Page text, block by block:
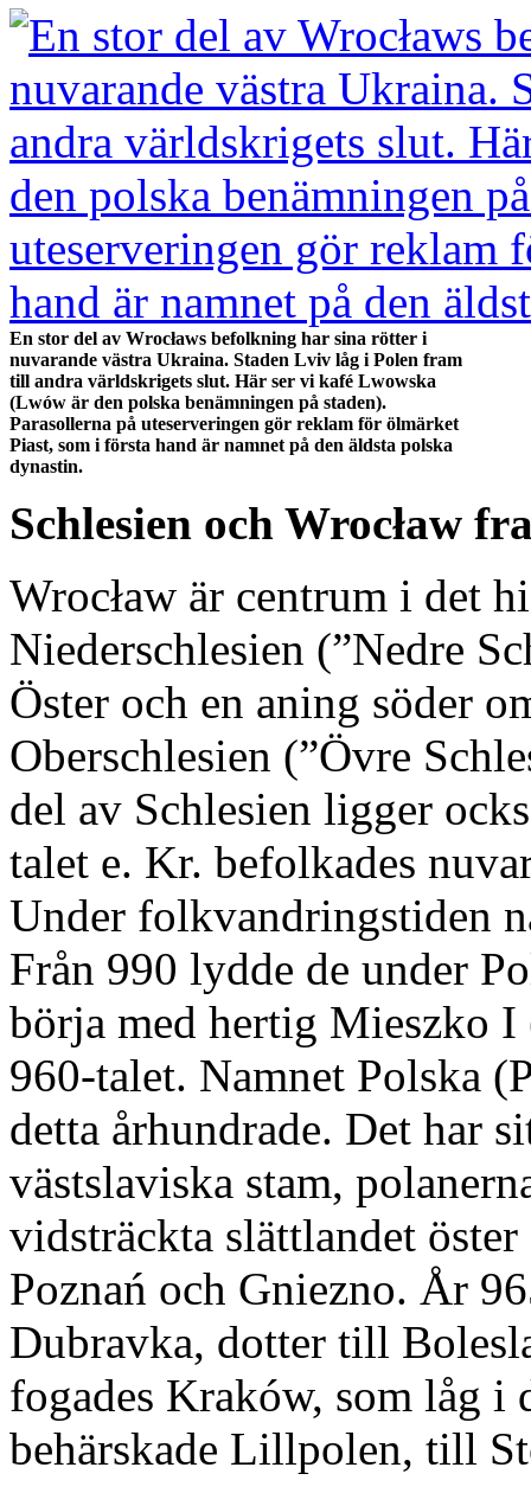
En stor del av Wrocławs befolkning har sina rötter i
nuvarande västra Ukraina. Staden Lviv låg i Polen fram
till andra världskrigets slut. Här ser vi kafé Lwowska
(Lwów är den polska benämningen på staden).
Parasollerna på uteserveringen gör reklam för ölmärket
Piast, som i första hand är namnet på den äldsta polska
dynastin.
Schlesien och Wrocław
Wrocław är centrum i det
Niederschlesien (”Nedre
Öster och en aning söder
Oberschlesien (”Övre
del av Schlesien ligger
talet e. Kr. befolkades
Under folkvandringstiden
Från 990 lydde de under
börja med hertig Mieszko I
960-talet. Namnet Polska
detta århundrade. Det har
västslaviska stam,
vidsträckta slättlandet
Poznań och Gniezno. År
Dubravka, dotter till
fogades Kraków, som låg i
behärskade Lillpolen, till